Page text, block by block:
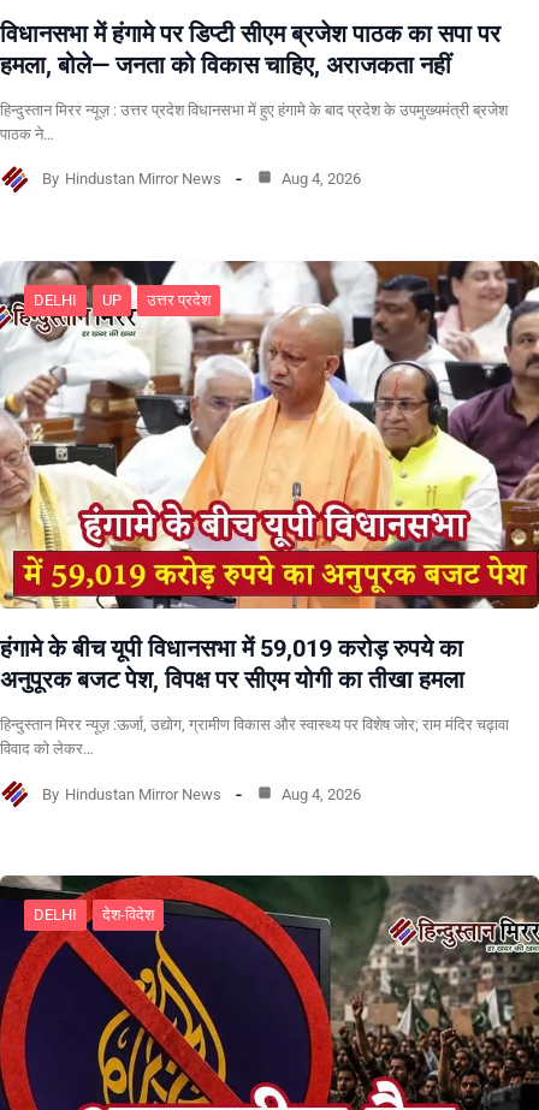
विधानसभा में हंगामे पर डिप्टी सीएम ब्रजेश पाठक का सपा पर
हमला, बोले— जनता को विकास चाहिए, अराजकता नहीं
हिन्दुस्तान मिरर न्यूज़ : उत्तर प्रदेश विधानसभा में हुए हंगामे के बाद प्रदेश के उपमुख्यमंत्री ब्रजेश
पाठक ने…
By Hindustan Mirror News Aug 4, 2026
DELHI UP उत्तर प्रदेश
हंगामे के बीच यूपी विधानसभा में 59,019 करोड़ रुपये का
अनुपूरक बजट पेश, विपक्ष पर सीएम योगी का तीखा हमला
हिन्दुस्तान मिरर न्यूज़ :ऊर्जा, उद्योग, ग्रामीण विकास और स्वास्थ्य पर विशेष जोर; राम मंदिर चढ़ावा
विवाद को लेकर…
By Hindustan Mirror News Aug 4, 2026
DELHI देश-विदेश